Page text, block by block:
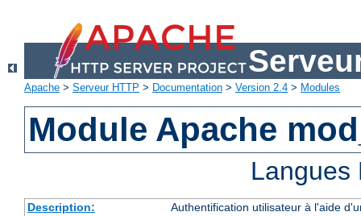
Apache > Serveur HTTP > Documentation > Version 2.4 > Modules
Module Apache
Description:
Authentification utilisateur à l'aide